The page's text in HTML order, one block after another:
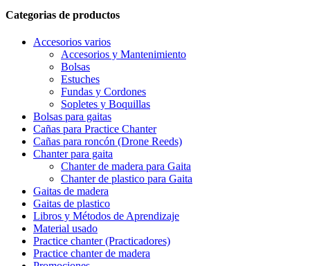
Categorias de productos
Accesorios varios
Accesorios y Mantenimiento
Bolsas
Estuches
Fundas y Cordones
Sopletes y Boquillas
Bolsas para gaitas
Cañas para Practice Chanter
Cañas para roncón (Drone Reeds)
Chanter para gaita
Chanter de madera para Gaita
Chanter de plastico para Gaita
Gaitas de madera
Gaitas de plastico
Libros y Métodos de Aprendizaje
Material usado
Practice chanter (Practicadores)
Practice chanter de madera